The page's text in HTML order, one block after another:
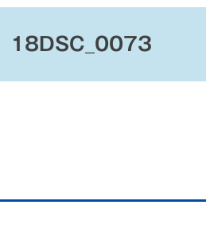
18DSC_0073